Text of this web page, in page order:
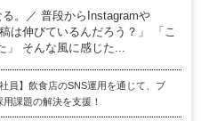
る。／ 普段からInstagramや
は伸びているんだろう？」 「こ
」 そんな風に感じた...
員】飲食店のSNS運用を通じて、ブ
課題の解決を支援！